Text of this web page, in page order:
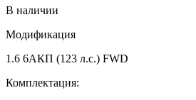
В наличии
Модификация
1.6 6AКП (123 л.с.) FWD
Комплектация: